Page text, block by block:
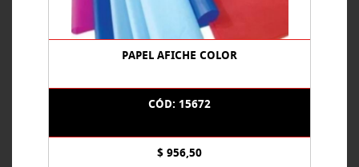
PAPEL AFICHE COLOR
CÓD: 15672
$ 956,50